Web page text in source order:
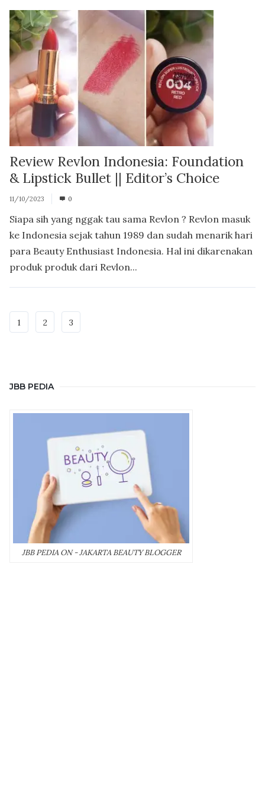
Review Revlon Indonesia: Foundation
& Lipstick Bullet || Editor’s Choice
11/10/2023 0
Siapa sih yang nggak tau sama Revlon ? Revlon masuk
ke Indonesia sejak tahun 1989 dan sudah menarik hari
para Beauty Enthusiast Indonesia. Hal ini dikarenakan
produk produk dari Revlon...
1 2 3
JBB PEDIA
JBB PEDIA ON - JAKARTA BEAUTY BLOGGER